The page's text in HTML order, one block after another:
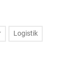
Logistik